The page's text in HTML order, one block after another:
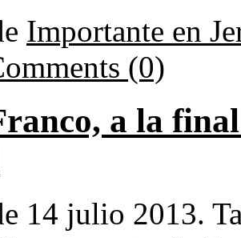
Importante en
(0)
a la
14 julio 2013.